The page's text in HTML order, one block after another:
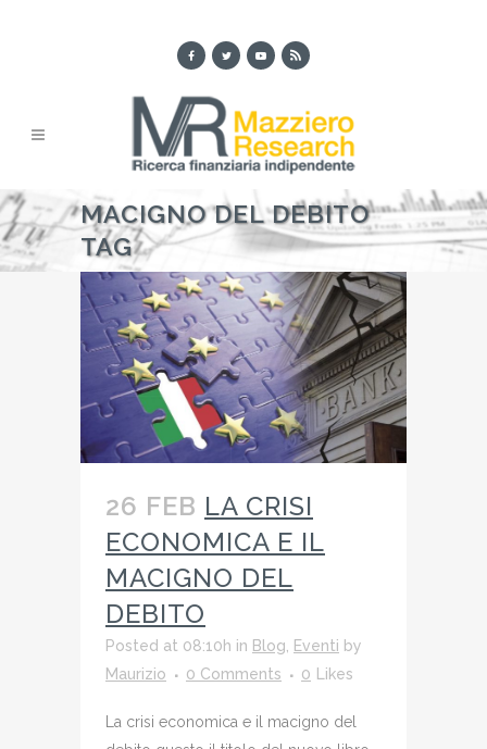
MACIGNO DEL DEBITO
TAG
26 FEB LA CRISI
ECONOMICA E IL
MACIGNO DEL
DEBITO
Posted at 08:10h in Blog Eventi by
Maurizio
0 Comments 0 Likes
La crisi economica e il macigno del